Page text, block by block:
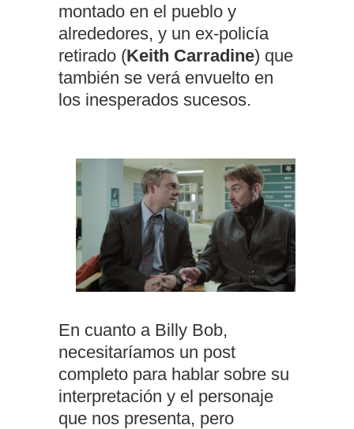
montado en el pueblo y
alrededores, y un ex-policía
retirado (Keith Carradine) que
también se verá envuelto en
los inesperados sucesos.
En cuanto a Billy Bob,
necesitaríamos un post
completo para hablar sobre su
interpretación y el personaje
que nos presenta, pero